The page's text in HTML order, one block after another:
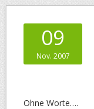
09
Nov. 2007
Ohne Worte….